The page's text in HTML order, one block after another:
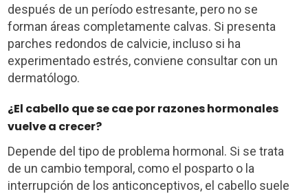
después de un período estresante, pero no se
forman áreas completamente calvas. Si presenta
parches redondos de calvicie, incluso si ha
experimentado estrés, conviene consultar con un
dermatólogo.
¿El cabello que se cae por razones hormonales
vuelve a crecer?
Depende del tipo de problema hormonal. Si se trata
de un cambio temporal, como el posparto o la
interrupción de los anticonceptivos, el cabello suele